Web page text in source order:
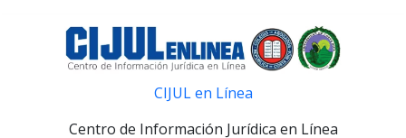
CIJUL en Línea
Centro de Información Jurídica en Línea